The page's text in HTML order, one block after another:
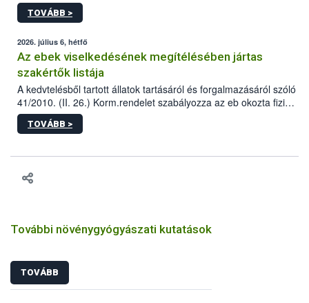
állomás a Kis Rókus utca 15. szám alatti, Czigler Győző által
tervezett új épületébe.
TOVÁBB >
2026. július 6, hétfő
Az ebek viselkedésének megítélésében jártas
szakértők listája
A kedvtelésből tartott állatok tartásáról és forgalmazásáról szóló
41/2010. (II. 26.) Korm.rendelet szabályozza az eb okozta fizikai
sérülés, illetve ennek veszélye keletkezésekor felmerülő
hatósági feladatokat, valamint a veszélyes eb tartását és annak
vonni az ebek viselkedésének megítélésében jártas szakértőt.
TOVÁBB >
További növénygyógyászati kutatások
TOVÁBB